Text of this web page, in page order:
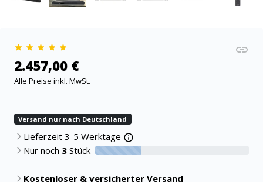
2.457,00 €
Alle Preise inkl. MwSt.
Versand nur nach Deutschland
Lieferzeit 3-5 Werktage
Nur noch 3 Stück 30% verfügbar
Kostenloser & versicherter Versand